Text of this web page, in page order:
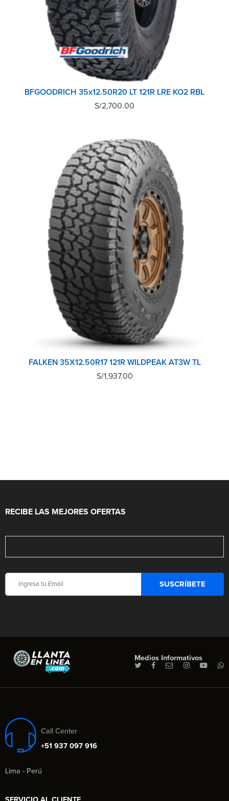
BFGOODRICH 35x12.50R20 LT 121R LRE KO2 RBL
S/2,700.00
FALKEN 35X12.50R17 121R WILDPEAK AT3W TL
S/1,937.00
RECIBE LAS MEJORES OFERTAS
Medios Informativos
Call Center
+51 937 097 916
Lima - Perú